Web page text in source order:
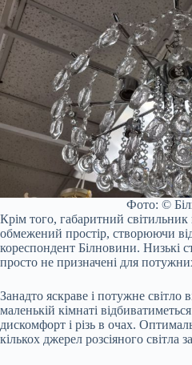
Фото: ©
Крім того, габаритний світильник
обмежений простір, створюючи
кореспондент Білновини. Низькі
просто не призначені для
Занадто яскраве і потужне світло
маленькій кімнаті
дискомфорт і різь в очах.
кількох джерел розсіяного світла